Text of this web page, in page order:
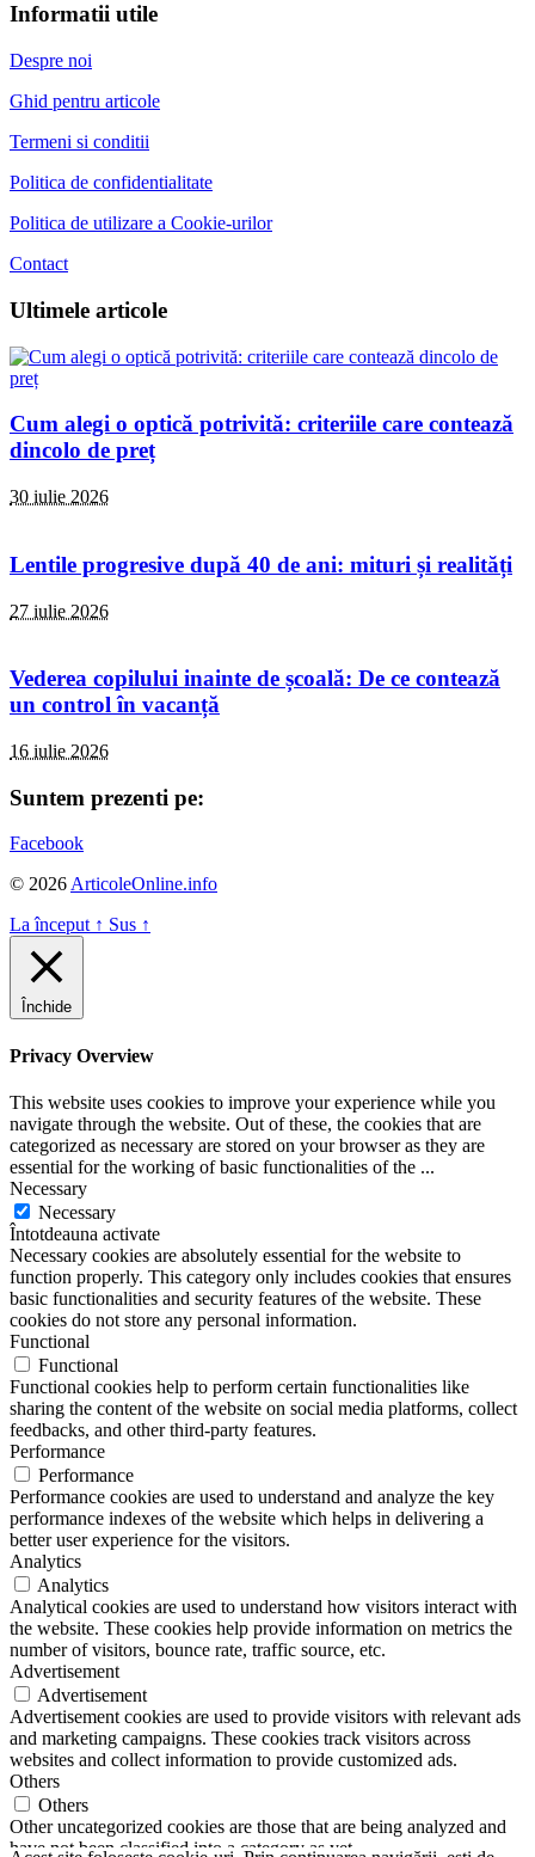
Informatii utile
Despre noi
Ghid pentru articole
Termeni si conditii
Politica de confidentialitate
Politica de utilizare a Cookie-urilor
Contact
Ultimele articole
Cum alegi o optică potrivită: criteriile care contează
dincolo de preț
30 iulie 2026
Lentile progresive după 40 de ani: mituri și realități
27 iulie 2026
Vederea copilului inainte de școală: De ce contează
un control în vacanță
16 iulie 2026
Suntem prezenti pe:
Facebook
© 2026 ArticoleOnline.info
La început ↑ Sus ↑
Închide
Privacy Overview
This website uses cookies to improve your experience while you
navigate through the website. Out of these, the cookies that are
categorized as necessary are stored on your browser as they are
essential for the working of basic functionalities of the ...
Necessary
Necessary
Întotdeauna activate
Necessary cookies are absolutely essential for the website to
function properly. This category only includes cookies that ensures
basic functionalities and security features of the website. These
cookies do not store any personal information.
Functional
Functional
Functional cookies help to perform certain functionalities like
sharing the content of the website on social media platforms, collect
feedbacks, and other third-party features.
Performance
Performance
Performance cookies are used to understand and analyze the key
performance indexes of the website which helps in delivering a
better user experience for the visitors.
Analytics
Analytics
Analytical cookies are used to understand how visitors interact with
the website. These cookies help provide information on metrics the
number of visitors, bounce rate, traffic source, etc.
Advertisement
Advertisement
Advertisement cookies are used to provide visitors with relevant ads
and marketing campaigns. These cookies track visitors across
websites and collect information to provide customized ads.
Others
Others
Other uncategorized cookies are those that are being analyzed and
have not been classified into a category as yet.